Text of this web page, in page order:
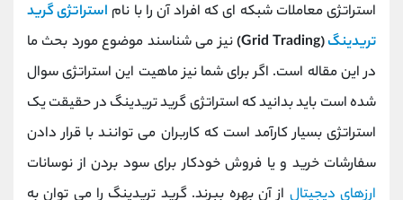
استراتژی معاملات شبکه ای که افراد آن را با نام استراتژی گرید
تریدینگ(
Grid Trading
)نیز می شناسند موضوع مورد بحث ما
در این مقاله است. اگر برای شما نیز ماهیت این استراتژی سوال
شده است باید بدانید که استراتژی گرید تریدینگ در حقیقت یک
استراتژی بسیار کارآمد است که کاربران می توانند با قرار دادن
سفارشات خرید و یا فروش خودکار برای سود بردن از نوسانات
ارزهای دیجیتال از آن بهره ببرند. گرید تریدینگ را می توان به
تلفن 021-22021030
021-22021040
90001030
اینستاگرام @alireza.mehrabii
کانال تلگرام @alirezamehrabi_com
@alirezamehrabi_official